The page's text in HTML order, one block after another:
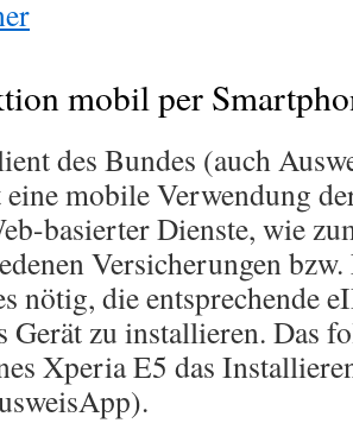
mobil per
des Bundes (auch
mobile Verwendung
basierter Dienste, wie
Versicherungen
nötig, die entsprechende
Gerät zu installieren. Das
Xperia E5 das